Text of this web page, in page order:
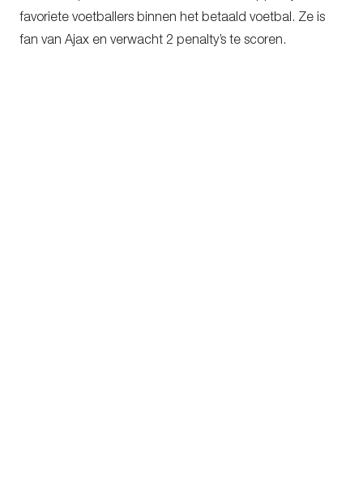
favoriete voetballers binnen het betaald voetbal. Ze is
fan van Ajax en verwacht 2 penalty’s te scoren.